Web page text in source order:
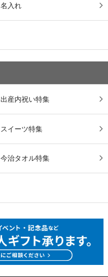
名入れ
出産内祝い特集
スイーツ特集
今治タオル特集